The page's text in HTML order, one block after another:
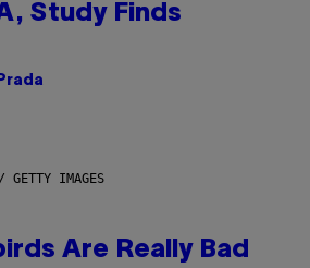
Study Finds
/ GETTY IMAGES
Are Really Bad